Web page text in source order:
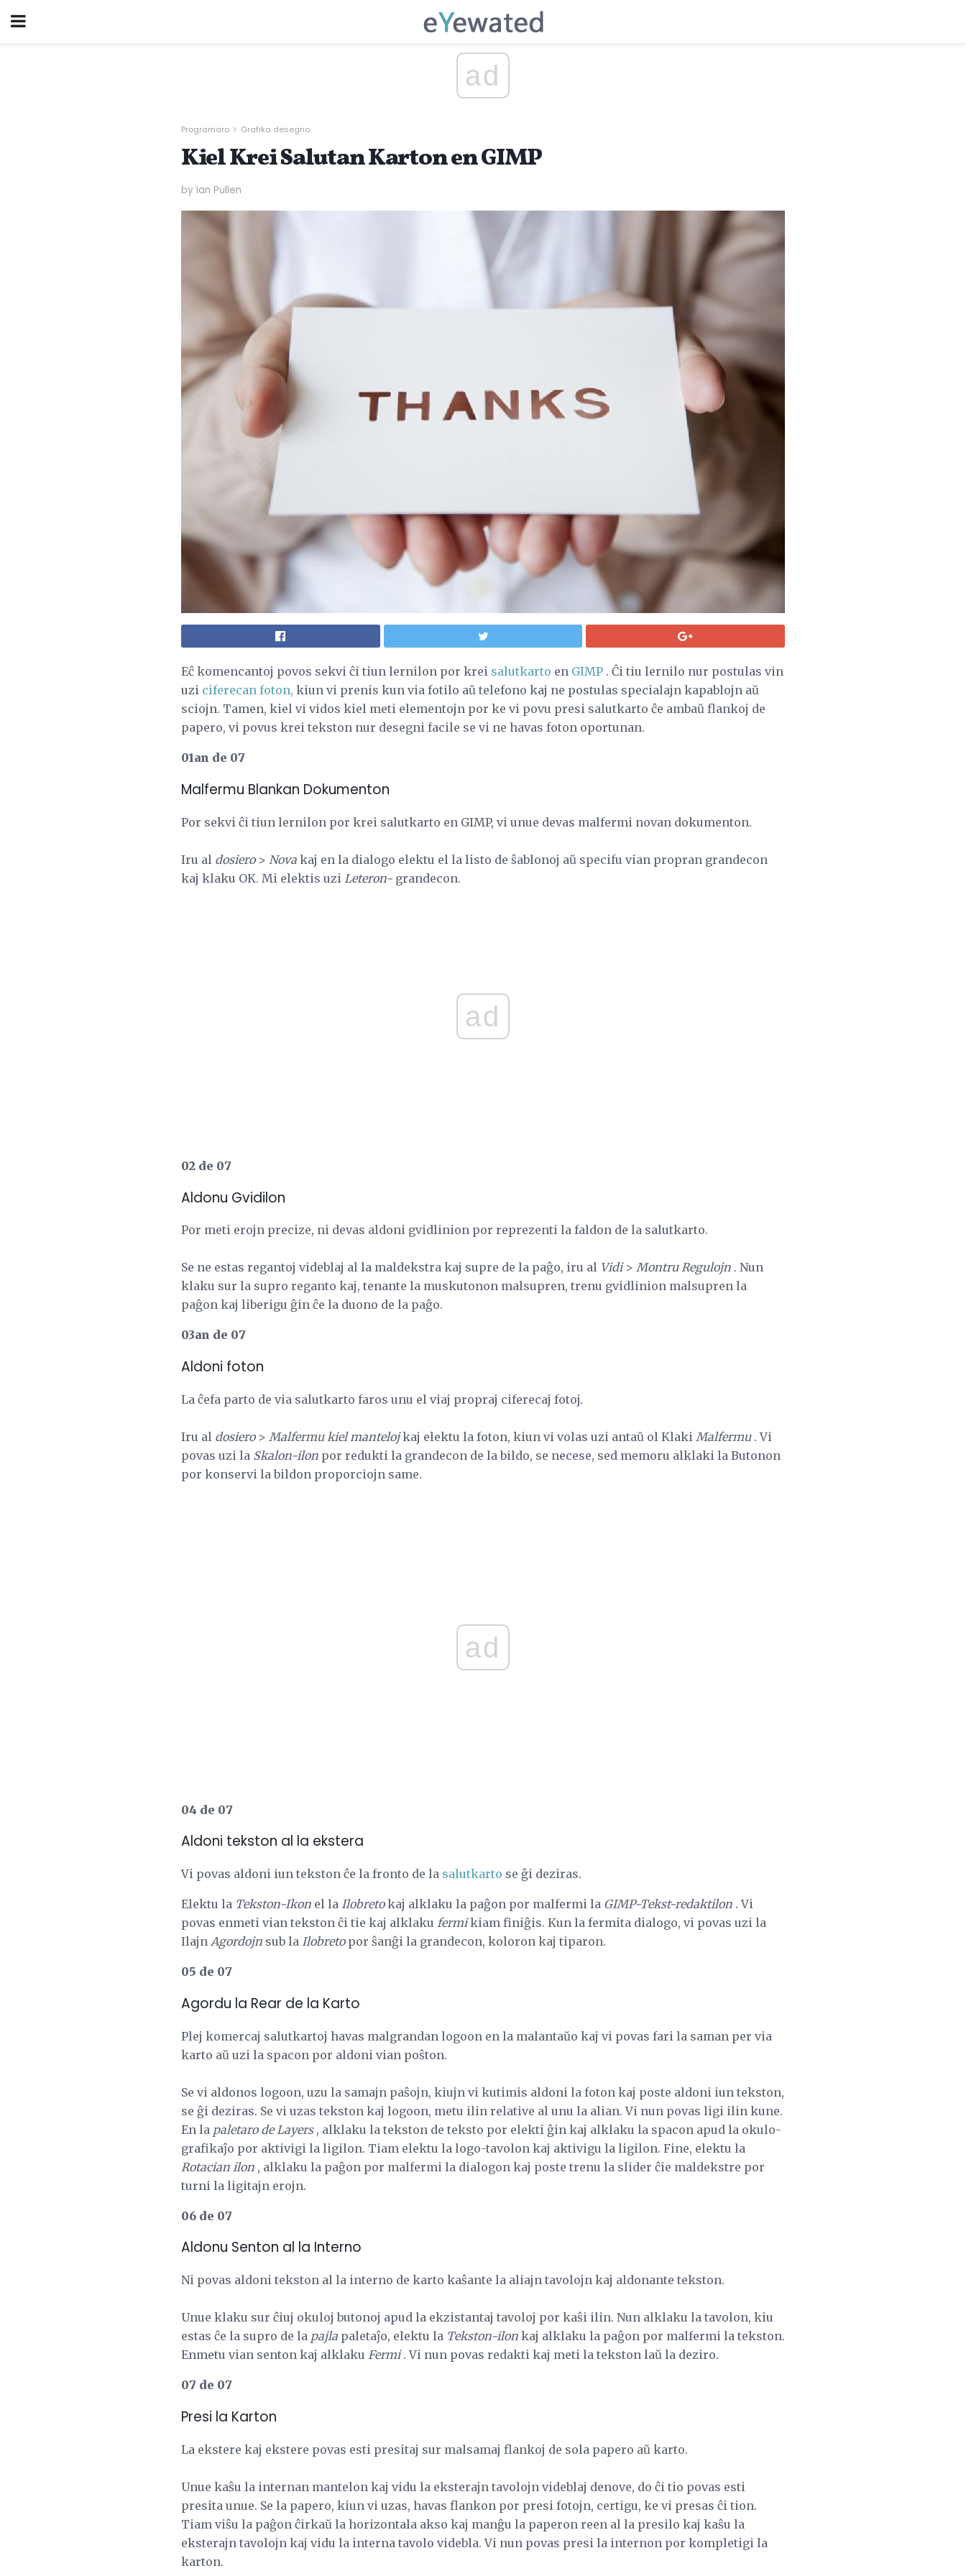
ad
Programaro Grafika desegno
Kiel Krei Salutan Karton en GIMP
by Ian Pullen
Eĉ komencantoj povos sekvi ĉi tiun lernilon por krei salutkarto en GIMP . Ĉi tiu lernilo nur postulas vin
uzi ciferecan foton, kiun vi prenis kun via fotilo aŭ telefono kaj ne postulas specialajn kapablojn aŭ
sciojn. Tamen, kiel vi vidos kiel meti elementojn por ke vi povu presi salutkarto ĉe ambaŭ flankoj de
papero, vi povus krei tekston nur desegni facile se vi ne havas foton oportunan.
01an de 07
Malfermu Blankan Dokumenton
Por sekvi ĉi tiun lernilon por krei salutkarto en GIMP, vi unue devas malfermi novan dokumenton.
Iru al dosiero> Nova kaj en la dialogo elektu el la listo de ŝablonoj aŭ specifu vian propran grandecon
kaj klaku OK. Mi elektis uzi Leteron- grandecon.
ad
02 de 07
Aldonu Gvidilon
Por meti erojn precize, ni devas aldoni gvidlinion por reprezenti la faldon de la salutkarto.
Se ne estas regantoj videblaj al la maldekstra kaj supre de la paĝo, iru al Vidi> Montru Regulojn . Nun
klaku sur la supro reganto kaj, tenante la muskutonon malsupren, trenu gvidlinion malsupren la
paĝon kaj liberigu ĝin ĉe la duono de la paĝo.
03an de 07
Aldoni foton
La ĉefa parto de via salutkarto faros unu el viaj propraj ciferecaj fotoj.
Iru al dosiero> Malfermu kiel mantelojkaj elektu la foton, kiun vi volas uzi antaŭ ol Klaki Malfermu. Vi
povas uzi la Skalon-ilon por redukti la grandecon de la bildo, se necese, sed memoru alklaki la Butonon
por konservi la bildon proporciojn same.
ad
04 de 07
Aldoni tekston al la ekstera
Vi povas aldoni iun tekston ĉe la fronto de la salutkarto se ĝi deziras.
Elektu la Tekston-Ikon el la Ilobretokaj alklaku la paĝon por malfermi la GIMP-Tekst-redaktilon . Vi
povas enmeti vian tekston ĉi tie kaj alklaku fermikiam finiĝis. Kun la fermita dialogo, vi povas uzi la
Ilajn Agordojn sub la Ilobretopor ŝanĝi la grandecon, koloron kaj tiparon.
05 de 07
Agordu la Rear de la Karto
Plej komercaj salutkartoj havas malgrandan logoon en la malantaŭo kaj vi povas fari la saman per via
karto aŭ uzi la spacon por aldoni vian poŝton.
Se vi aldonos logoon, uzu la samajn paŝojn, kiujn vi kutimis aldoni la foton kaj poste aldoni iun tekston,
se ĝi deziras. Se vi uzas tekston kaj logoon, metu ilin relative al unu la alian. Vi nun povas ligi ilin kune.
En la paletaro de Layers, alklaku la tekston de teksto por elekti ĝin kaj alklaku la spacon apud la okulo-
grafikaĵo por aktivigi la ligilon. Tiam elektu la logo-tavolon kaj aktivigu la ligilon. Fine, elektu la
Rotacian ilon , alklaku la paĝon por malfermi la dialogon kaj poste trenu la slider ĉie maldekstre por
turni la ligitajn erojn.
06 de 07
Aldonu Senton al la Interno
Ni povas aldoni tekston al la interno de karto kaŝante la aliajn tavolojn kaj aldonante tekston.
Unue klaku sur ĉiuj okuloj butonoj apud la ekzistantaj tavoloj por kaŝi ilin. Nun alklaku la tavolon, kiu
estas ĉe la supro de la pajla paletaĵo, elektu la Tekston-ilon kaj alklaku la paĝon por malfermi la tekston.
Enmetu vian senton kaj alklaku Fermi. Vi nun povas redakti kaj meti la tekston laŭ la deziro.
07 de 07
Presi la Karton
La ekstere kaj ekstere povas esti presitaj sur malsamaj flankoj de sola papero aŭ karto.
Unue kaŝu la internan mantelon kaj vidu la eksterajn tavolojn videblaj denove, do ĉi tio povas esti
presita unue. Se la papero, kiun vi uzas, havas flankon por presi fotojn, certigu, ke vi presas ĉi tion.
Tiam viŝu la paĝon ĉirkaŭ la horizontala akso kaj manĝu la paperon reen al la presilo kaj kaŝu la
eksterajn tavolojn kaj vidu la interna tavolo videbla. Vi nun povas presi la internon por kompletigi la
karton.